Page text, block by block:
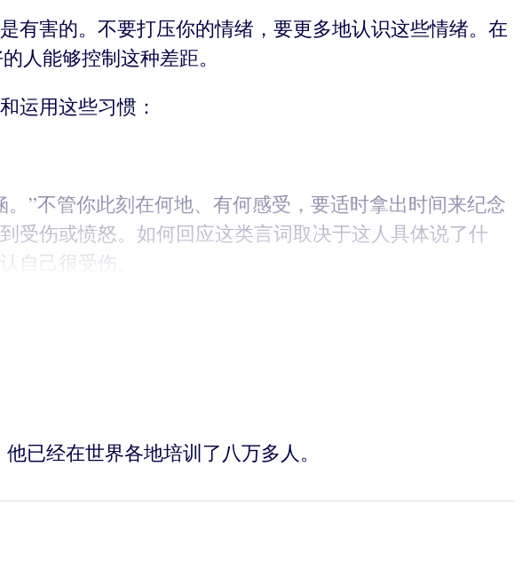
有害的。不要打压你的情绪，要更多地认识这些情绪。在
能够控制这种差距。
运用这些习惯：
”不管你此刻在何地、有何感受，要适时拿出时间来纪念
受伤或愤怒。如何回应这类言词取决于这人具体说了什
自己很受伤。
已经在世界各地培训了八万多人。